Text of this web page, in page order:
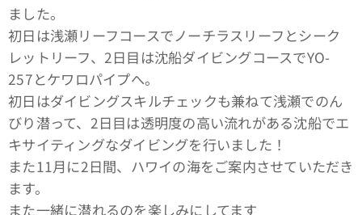
ました。
初日は浅瀬リーフコースでノーチラスリーフとシーク
レットリーフ、2日目は沈船ダイビングコースでYO-
257とケワロパイプへ。
初日はダイビングスキルチェックも兼ねて浅瀬でのん
びり潜って、2日目は透明度の高い流れがある沈船でエ
キサイティングなダイビングを行いました！
また11月に2日間、ハワイの海をご案内させていただき
ます。
また一緒に潜れるのを楽しみにしてます🤙